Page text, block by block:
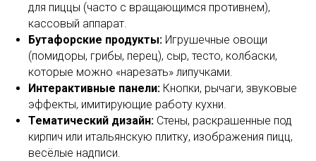
для пиццы (часто с вращающимся противнем),
кассовый аппарат.
Бутафорские продукты: Игрушечные овощи
(помидоры, грибы, перец), сыр, тесто, колбаски,
которые можно «нарезать» липучками.
Интерактивные панели: Кнопки, рычаги, звуковые
эффекты, имитирующие работу кухни.
Тематический дизайн: Стены, раскрашенные под
кирпич или итальянскую плитку, изображения пицц,
весёлые надписи.